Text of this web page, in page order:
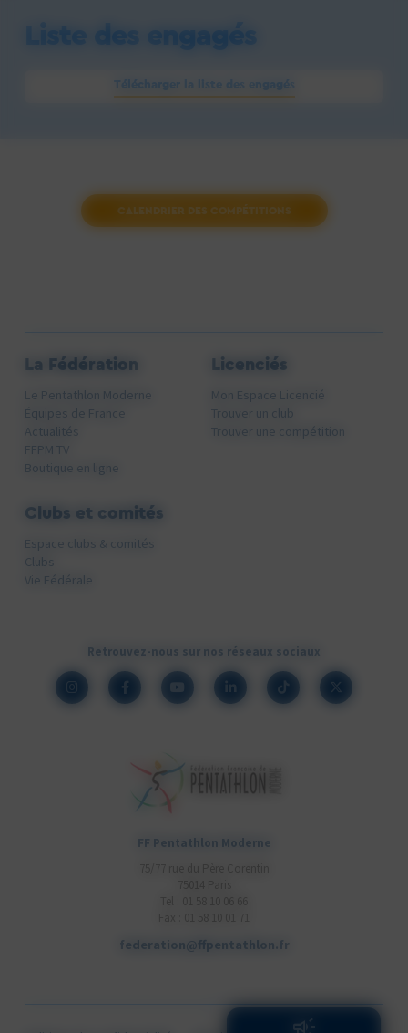
Liste des engagés
CALENDRIER DES COMPÉTITIONS
FF Pentathlon Moderne
federation@ffpentathlon.fr
La Fédération
Le Pentathlon Moderne
Équipes de France
Actualités
FFPM TV
Boutique en ligne
Licenciés
Mon Espace Licencié
Trouver un club
Trouver une compétition
Clubs et comités
Espace clubs & comités
Clubs
Vie Fédérale
Retrouvez-nous sur nos réseaux sociaux